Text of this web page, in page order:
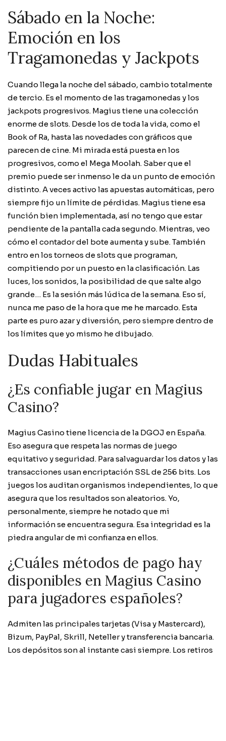
Sábado en la Noche:
Emoción en los
Tragamonedas y Jackpots
Cuando llega la noche del sábado, cambio totalmente
de tercio. Es el momento de las tragamonedas y los
jackpots progresivos. Magius tiene una colección
enorme de slots. Desde los de toda la vida, como el
Book of Ra, hasta las novedades con gráficos que
parecen de cine. Mi mirada está puesta en los
progresivos, como el Mega Moolah. Saber que el
premio puede ser inmenso le da un punto de emoción
distinto. A veces activo las apuestas automáticas, pero
siempre fijo un límite de pérdidas. Magius tiene esa
función bien implementada, así no tengo que estar
pendiente de la pantalla cada segundo. Mientras, veo
cómo el contador del bote aumenta y sube. También
entro en los torneos de slots que programan,
compitiendo por un puesto en la clasificación. Las
luces, los sonidos, la posibilidad de que salte algo
grande… Es la sesión más lúdica de la semana. Eso sí,
nunca me paso de la hora que me he marcado. Esta
parte es puro azar y diversión, pero siempre dentro de
los límites que yo mismo he dibujado.
Dudas Habituales
¿Es confiable jugar en Magius
Casino?
Magius Casino tiene licencia de la DGOJ en España.
Eso asegura que respeta las normas de juego
equitativo y seguridad. Para salvaguardar los datos y las
transacciones usan encriptación SSL de 256 bits. Los
juegos los auditan organismos independientes, lo que
asegura que los resultados son aleatorios. Yo,
personalmente, siempre he notado que mi
información se encuentra segura. Esa integridad es la
piedra angular de mi confianza en ellos.
¿Cuáles métodos de pago hay
disponibles en Magius Casino
para jugadores españoles?
Admiten las principales tarjetas (Visa y Mastercard),
Bizum, PayPal, Skrill, Neteller y transferencia bancaria.
Los depósitos son al instante casi siempre. Los retiros